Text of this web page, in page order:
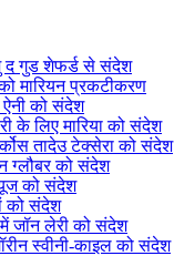
द गुड शेफर्ड से संदेश
मारियन प्रकटीकरण
ऐनी को संदेश
के लिए मारिया को संदेश
तादेउ टेक्सेरा को संदेश
ग्लौबर को संदेश
को संदेश
को संदेश
में जॉन लेरी को संदेश
स्वीनी-काइल को संदेश